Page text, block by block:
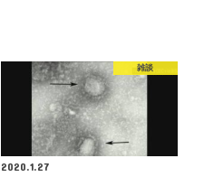
雑談
2020.1.27